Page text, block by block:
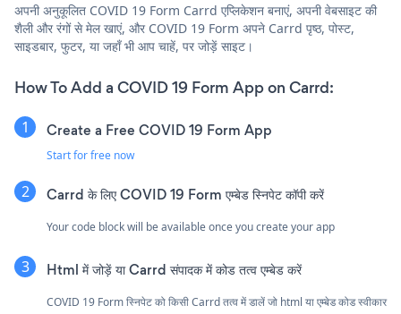
अपनी अनुकूलित COVID 19 Form Carrd एप्लिकेशन बनाएं, अपनी वेबसाइट की
शैली और रंगों से मेल खाएं, और COVID 19 Form अपने Carrd पृष्ठ, पोस्ट,
साइडबार, फुटर, या जहाँ भी आप चाहें, पर जोड़ें साइट।
How To Add a COVID 19 Form App on Carrd:
Create a Free COVID 19 Form App
Start for free now
Carrd के लिए COVID 19 Form एम्बेड स्निपेट कॉपी करें
Your code block will be available once you create your app
Html में जोड़ें या Carrd संपादक में कोड तत्व एम्बेड करें
COVID 19 Form स्निपेट को किसी Carrd तत्व में डालें जो html या एम्बेड कोड स्वीकार